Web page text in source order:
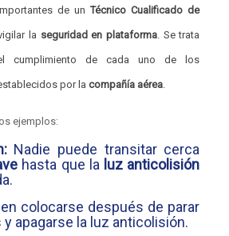
de unTécnico Cualificado de
la seguridad en plataforma. Se trata
cumplimiento de cada uno de los
por la compañía aérea.
ejemplos:
Nadie puede transitar cerca
hasta que la luz anticolisión
colocarse después de parar
y apagarse la luz anticolisión.